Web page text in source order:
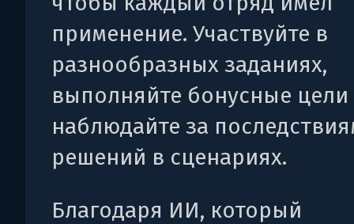
применение. Участвуйте в
разнообразных заданиях,
выполняйте бонусные цели
наблюдайте за
решений в сценариях.
Благодаря ИИ, который